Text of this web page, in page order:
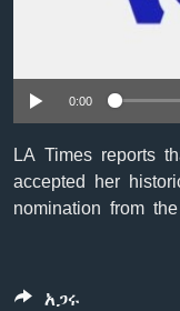
ቋንቋዎች
0:00
LA Times reports
accepted her
nomination from
አጋሩ